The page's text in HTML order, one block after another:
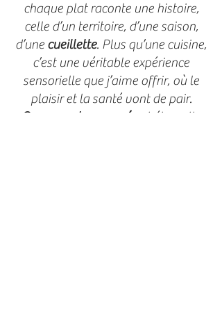
chaque plat raconte une histoire,
celle d’un territoire, d’une saison,
d’une cueillette. Plus qu’une cuisine,
c’est une véritable expérience
sensorielle que j’aime offrir, où le
plaisir et la santé vont de pair.
Gourmande assumée
et éternelle